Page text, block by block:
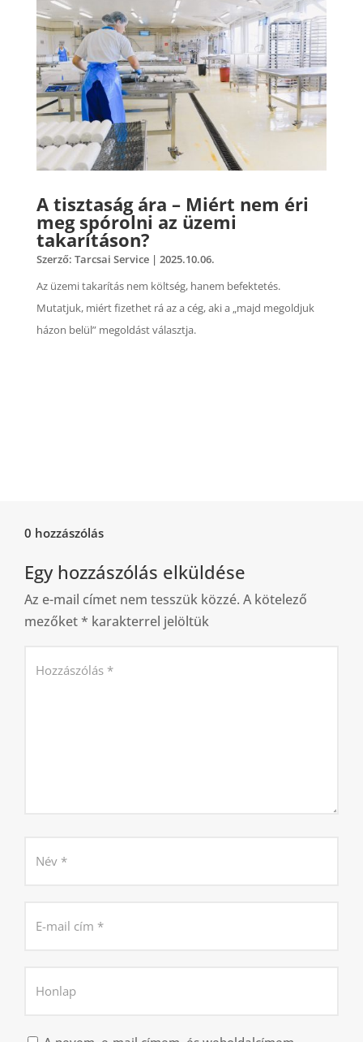
A tisztaság ára – Miért nem éri
meg spórolni az üzemi
takarításon?
Szerző: Tarcsai Service| 2025.10.06.
Az üzemi takarítás nem költség, hanem befektetés.
Mutatjuk, miért fizethet rá az a cég, aki a „majd megoldjuk
házon belül” megoldást választja.
0 hozzászólás
Egy hozzászólás elküldése
Az e-mail címet nem tesszük közzé. A kötelező
mezőket* karakterrel jelöltük